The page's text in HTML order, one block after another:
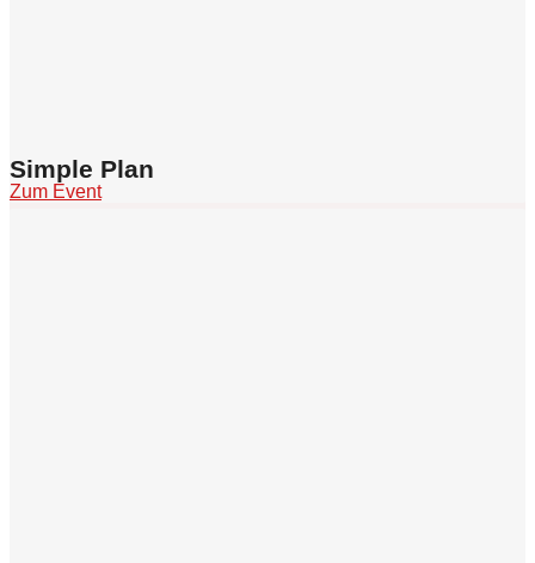
Simple Plan
Zum Event